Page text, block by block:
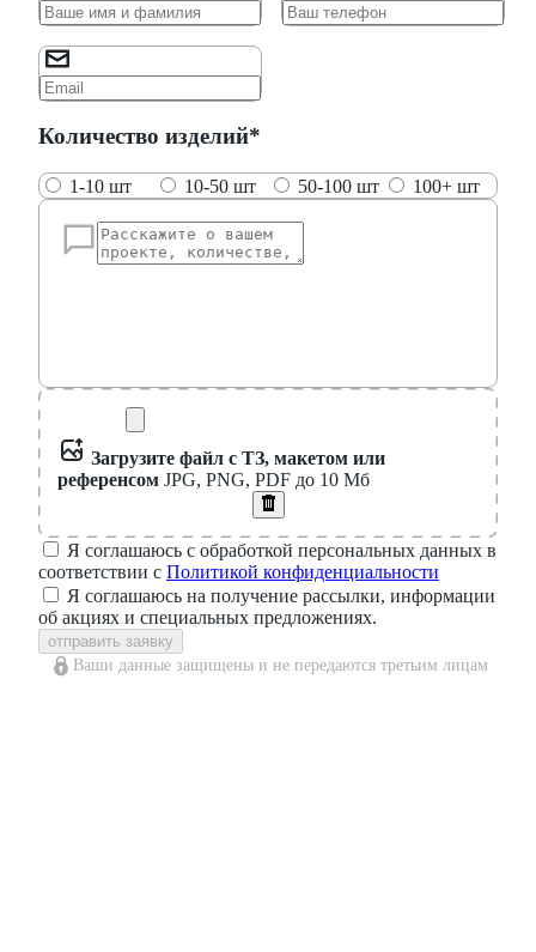
Количество изделий*
1-10 шт 10-50 шт 50-100 шт 100+ шт
Загрузите файл с ТЗ, макетом или
референсом JPG, PNG, PDF до 10 Мб
Я соглашаюсь с обработкой персональных данных в
соответствии с Политикой конфиденциальности
Я соглашаюсь на получение рассылки, информации
об акциях и специальных предложениях.
отправить заявку
Ваши данные защищены и не передаются третьим лицам